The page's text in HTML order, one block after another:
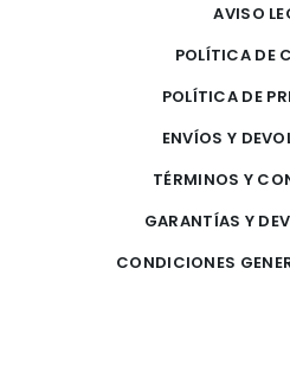
AVISO
POLÍTICA DE
POLÍTICA DE
ENVÍOS Y
TÉRMINOS Y
GARANTÍAS Y
CONDICIONES